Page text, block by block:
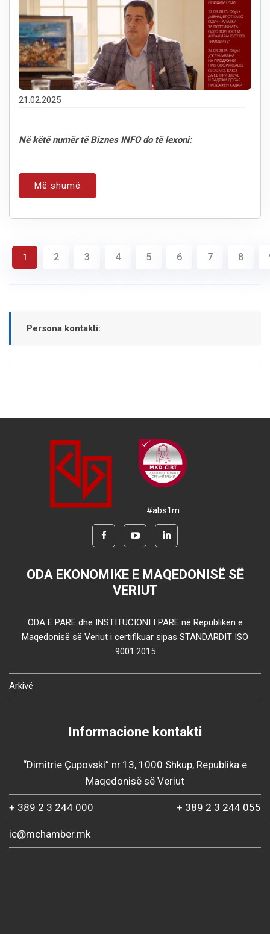
21.02.2025
Në këtë numër të Biznes INFO do të lexoni:
Më shumë
1 2 3 4 5 6 7 8
Persona kontakti:
#abs1m
ODA EKONOMIKE E MAQEDONISË SË
VERIUT
ODA E PARË dhe INSTITUCIONI I PARË në Republikën e
Maqedonisë së Veriut i certifikuar sipas STANDARDIT ISO
9001:2015
Arkivë
Informacione kontakti
“Dimitrie Çupovski” nr.13, 1000 Shkup, Republika e
Maqedonisë së Veriut
+ 389 2 3 244 000 + 389 2 3 244 055
ic@mchamber.mk